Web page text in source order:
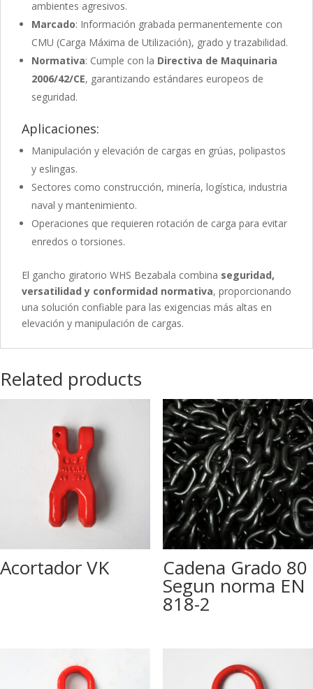
ambientes agresivos.
Marcado: Información grabada permanentemente con
CMU (Carga Máxima de Utilización), grado y trazabilidad.
Normativa: Cumple con la Directiva de Maquinaria
2006/42/CE, garantizando estándares europeos de
seguridad.
Aplicaciones:
Manipulación y elevación de cargas en grúas, polipastos
y eslingas.
Sectores como construcción, minería, logística, industria
naval y mantenimiento.
Operaciones que requieren rotación de carga para evitar
enredos o torsiones.
El gancho giratorio WHS Bezabala combina seguridad,
versatilidad y conformidad normativa, proporcionando
una solución confiable para las exigencias más altas en
elevación y manipulación de cargas.
Related products
Acortador VK Cadena Grado 80
Segun norma EN
818-2